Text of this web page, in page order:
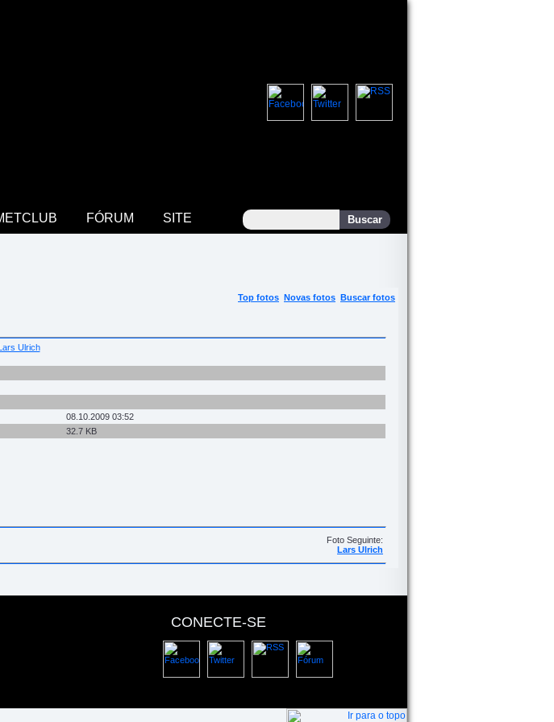
FÓRUM SITE
Top fotos Novas fotos Buscar fotos
08.10.2009 03:52
32.7 KB
Foto Seguinte:
Lars Ulrich
CONECTE-SE